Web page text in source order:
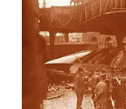
WN
BORNEO
Wahana